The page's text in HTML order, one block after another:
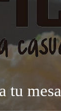
tu mesa